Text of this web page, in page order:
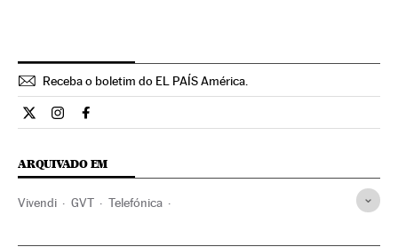
Receba o boletim do EL PAÍS América.
Economia El País Brasil en Twitter
Economia El País Brasil en Instagram
Economia El País Brasil en Facebook
ARQUIVADO EM
Vivendi GVT Telefónica